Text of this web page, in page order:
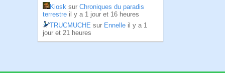
Kiosk sur Chroniques du paradis
terrestre il y a 1 jour et 16 heures
TRUCMUCHE sur Ennelle il y a 1
jour et 21 heures